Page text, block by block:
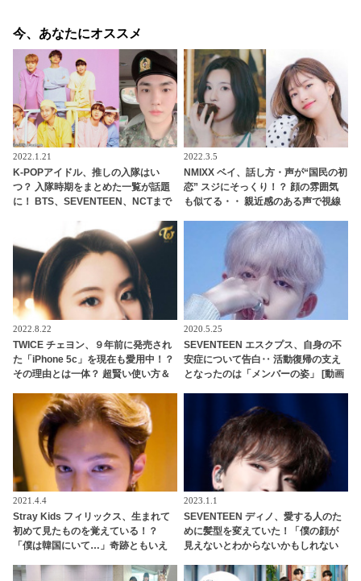
今、あなたにオススメ
2022.1.21
K-POPアイドル、推しの入隊はい
つ？ 入隊時期をまとめた一覧が話題
に！ BTS、SEVENTEEN、NCTまで
2022.3.5
NMIXX ベイ、話し方・声が“国民の初
恋” スジにそっくり！？ 顔の雰囲気
も似てる・・ 親近感のある声で視線
2022.8.22
TWICE チェヨン、９年前に発売され
た「iPhone 5c」を現在も愛用中！？
その理由とは一体？ 超賢い使い方＆
2020.5.25
SEVENTEEN エスクプス、自身の不
安症について告白‥ 活動復帰の支え
となったのは「メンバーの姿」 [動画
2021.4.4
Stray Kids フィリックス、生まれて
初めて見たものを覚えている！？
「僕は韓国にいて…」奇跡ともいえ
2023.1.1
SEVENTEEN ディノ、愛する人のた
めに髪型を変えていた！「僕の顔が
見えないとわからないかもしれない
る彼の行動に感動